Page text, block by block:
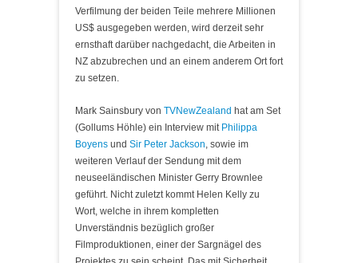
Verfilmung der beiden Teile mehrere Millionen
US$ ausgegeben werden, wird derzeit sehr
ernsthaft darüber nachgedacht, die Arbeiten in
NZ abzubrechen und an einem anderem Ort fort
zu setzen.
Mark Sainsbury von TVNewZealand hat am Set
(Gollums Höhle) ein Interview mit Philippa
Boyens und Sir Peter Jackson, sowie im
weiteren Verlauf der Sendung mit dem
neuseeländischen Minister Gerry Brownlee
geführt. Nicht zuletzt kommt Helen Kelly zu
Wort, welche in ihrem kompletten
Unverständnis bezüglich großer
Filmproduktionen, einer der Sargnägel des